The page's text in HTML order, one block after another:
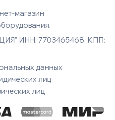
руб
магазин
ИНН: 7703465468, КПП:
данных
лиц
лиц
почты
Нажмите кнопку